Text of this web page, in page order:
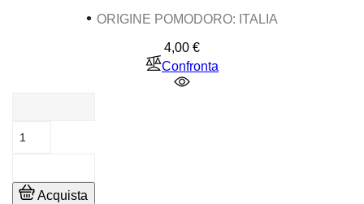
• ORIGINE POMODORO: ITALIA
4,00 €Prezzo
Confronta
Acquista